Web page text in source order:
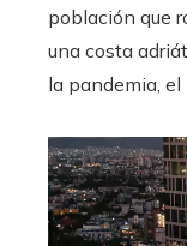
población que
una costa
la pandemia, el